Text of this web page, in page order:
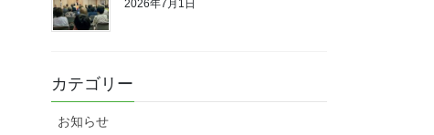
2026年7月1日
カテゴリー
お知らせ